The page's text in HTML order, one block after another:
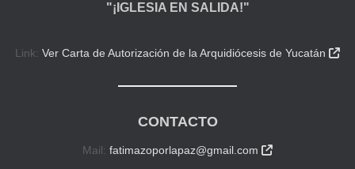
"¡IGLESIA EN SALIDA!"
Link: Ver Carta de Autorización de la Arquidiócesis de Yucatán 
CONTACTO
Mail: fatimazoporlapaz@gmail.com 